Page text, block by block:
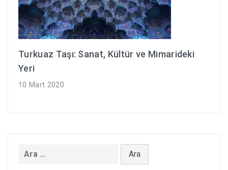
Turkuaz Taşı: Sanat, Kültür ve Mimarideki
Yeri
10 Mart 2020
Arama: